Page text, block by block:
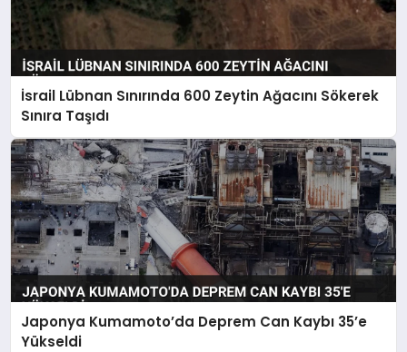
İsrail Lübnan Sınırında 600 Zeytin Ağacını Sökerek
Sınıra Taşıdı
Japonya Kumamoto’da Deprem Can Kaybı 35’e
Yükseldi